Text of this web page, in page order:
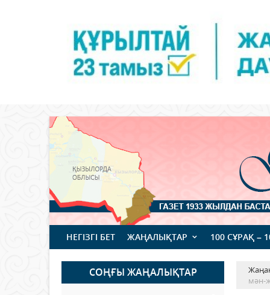
НЕГІЗГІ БЕТ ЖАҢАЛЫҚТАР 100 СҰРАҚ –
СОҢҒЫ ЖАҢАЛЫҚТАР
мән-